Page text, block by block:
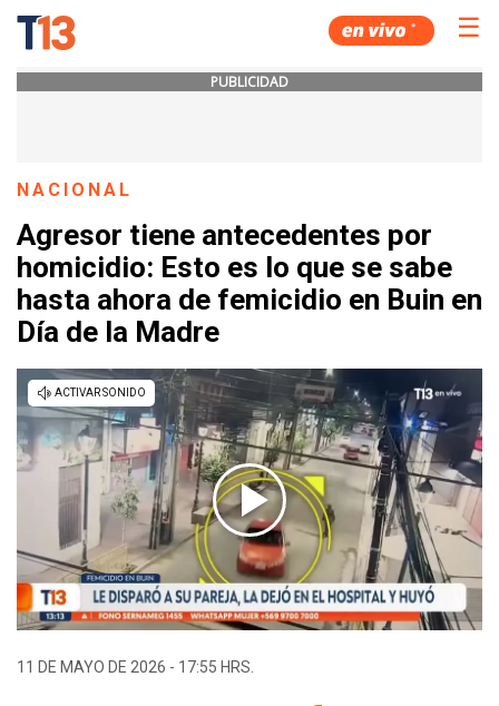
☰
PUBLICIDAD
NACIONAL
Agresor tiene antecedentes por
homicidio: Esto es lo que se sabe
hasta ahora de femicidio en Buin en
Día de la Madre
11 DE MAYO DE 2026 - 17:55 HRS.